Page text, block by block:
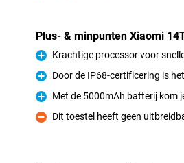
Plus- & minpunten Xiaomi
Pluspunt
Krachtige processor voor
Pluspunt
Door de IP68-certificering is
Pluspunt
Met de 5000mAh batterij kom
Minpunt
Dit toestel heeft geen